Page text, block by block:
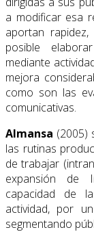
a modificar esa
aportan
posible
mediante
mejora
como son las
comunicativas.
Almansa (2005)
las rutinas
de trabajar
expansión de
capacidad de
actividad, por
segmentando